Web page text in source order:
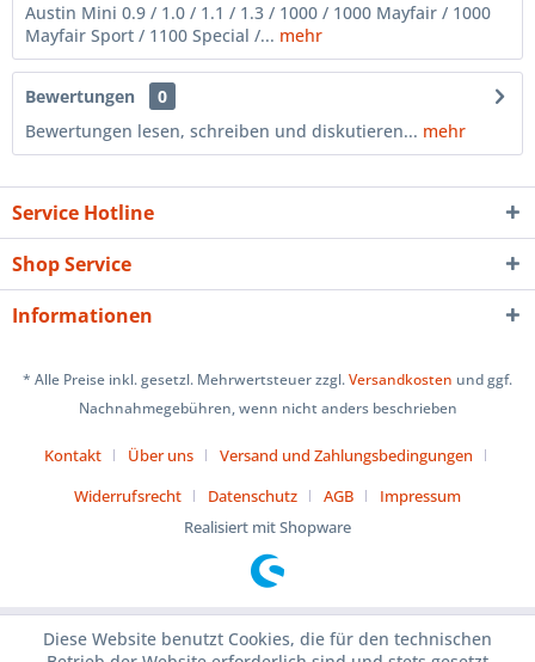
Austin Mini 0.9 / 1.0 / 1.1 / 1.3 / 1000 / 1000 Mayfair / 1000
Mayfair Sport / 1100 Special /... mehr
Bewertungen
0
Bewertungen lesen, schreiben und diskutieren... mehr
Service Hotline
Shop Service
Informationen
* Alle Preise inkl. gesetzl. Mehrwertsteuer zzgl.Versandkosten und ggf.
Nachnahmegebühren, wenn nicht anders beschrieben
Kontakt Über uns
Versand und Zahlungsbedingungen
Widerrufsrecht
Datenschutz AGB
Impressum
Realisiert mit Shopware
Diese Website benutzt Cookies, die für den technischen